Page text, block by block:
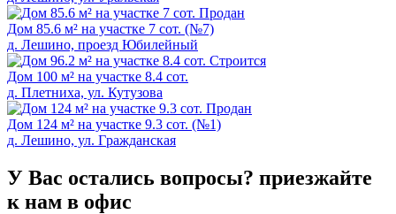
Продан
Дом 85.6 м² на участке 7 сот. (№7)
д. Лeшино, проезд Юбилейный
Cтроится
Дом 100 м² на участке 8.4 сот.
д. Плетниха, ул. Кутузова
Продан
Дом 124 м² на участке 9.3 сот. (№1)
д. Лешино, ул. Гpaждaнская
У Вас остались вопросы? приезжайте
к нам в офис